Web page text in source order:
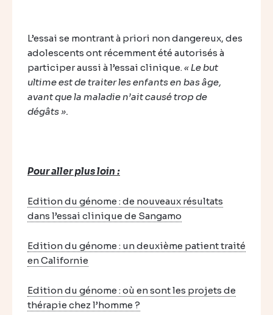
L’essai se montrant à priori non dangereux, des
adolescents ont récemment été autorisés à
participer aussi à l’essai clinique.« Le but
ultime est de traiter les enfants en bas âge,
avant que la maladie n’ait causé trop de
dégâts ».
Pour aller plus loin :
Edition du génome : de nouveaux résultats
dans l’essai clinique de Sangamo
Edition du génome : un deuxième patient traité
en Californie
Edition du génome : où en sont les projets de
thérapie chez l’homme ?